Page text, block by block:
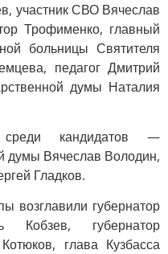
участник СВО Вячеслав
Трофименко, главный
больницы Святителя
педагог Дмитрий
думы Наталия
кандидатов —
думы Вячеслав Володин,
Гладков.
возглавили губернатор
Кобзев, губернатор
глава Кузбасса